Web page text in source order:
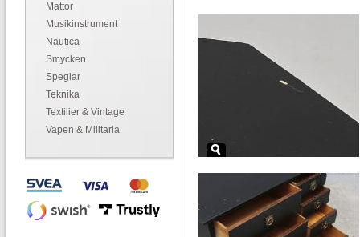
Mattor
Musikinstrument
Nautica
Smycken
Speglar
Teknika
Textilier & Vintage
Vapen & Militaria